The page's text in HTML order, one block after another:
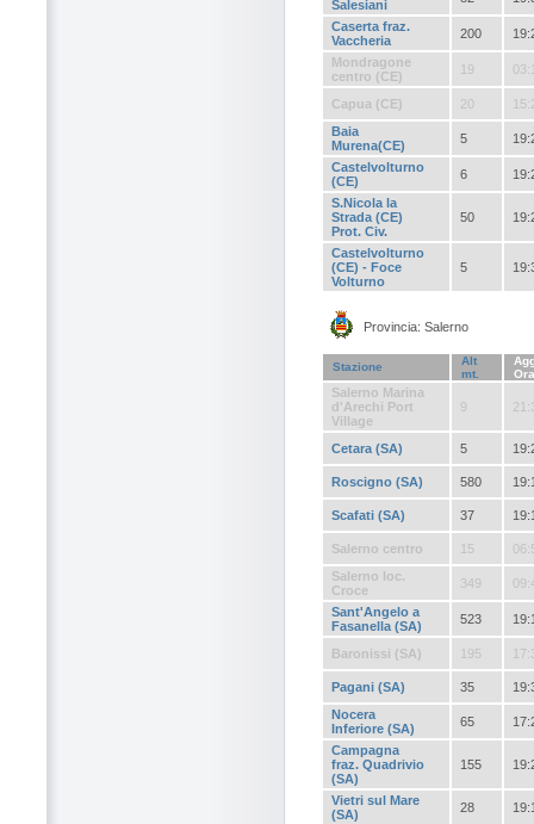
Salesiani
Caserta fraz.
Vaccheria
200
Mondragone
centro (CE)
19
Capua (CE) 20
Baia
Murena(CE)
5
Castelvolturno
(CE)
6
S.Nicola la
Strada (CE)
Prot. Civ.
50
Castelvolturno
(CE) - Foce
Volturno
5
Provincia: Salerno
Stazione
Alt
mt.
Ora
Salerno Marina
d'Arechi Port
Village
9
Cetara (SA) 5
Roscigno (SA) 580
Scafati (SA) 37
Salerno centro 15
Salerno loc.
Croce
349
Sant'Angelo a
Fasanella (SA)
523
Baronissi (SA) 195
Pagani (SA) 35
Nocera
Inferiore (SA)
65
Campagna
fraz. Quadrivio
(SA)
155
Vietri sul Mare
(SA)
28